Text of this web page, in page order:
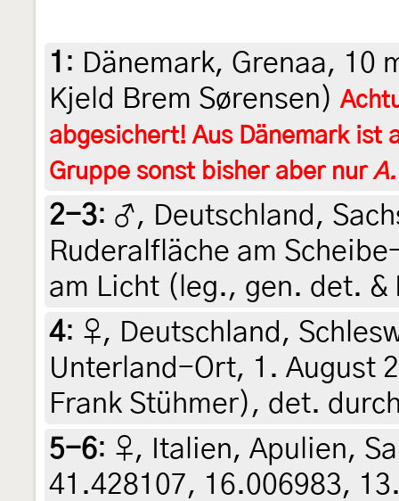
1 : Dänemark, Grenaa, 10
Kjeld Brem Sørensen)
abgesichert! Aus Dänemark ist
Gruppe sonst bisher aber nur
2-3: ♂, Deutschland,
Ruderalfläche am
am Licht (leg., gen. det. &
4: ♀, Deutschland,
Unterland-Ort, 1. August
Frank Stühmer), det.
5-6: ♀, Italien, Apulien,
41.428107, 16.006983,